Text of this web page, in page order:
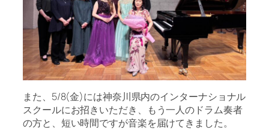
また、5/8(金)には神奈川県内のインターナショナル
スクールにお招きいただき、もう一人のドラム奏者
の方と、短い時間ですが音楽を届けてきました。